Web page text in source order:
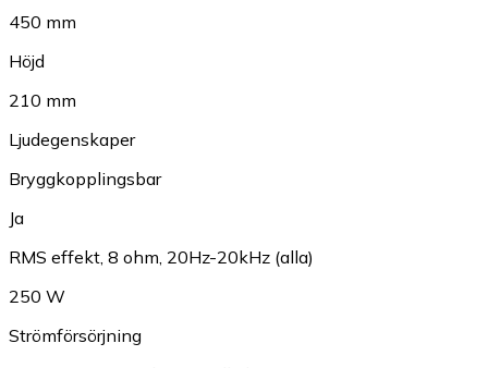
450 mm
Höjd
210 mm
Ljudegenskaper
Bryggkopplingsbar
Ja
RMS effekt, 8 ohm, 20Hz-20kHz (alla)
250 W
Strömförsörjning